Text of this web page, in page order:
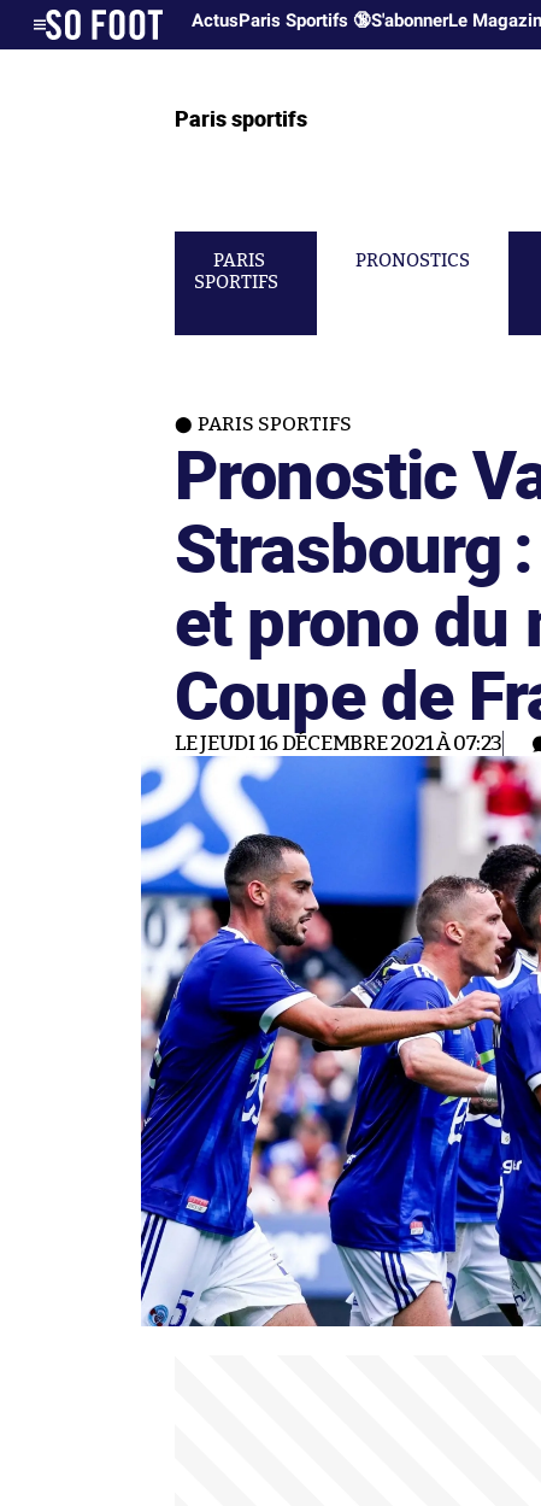
ActusParis Sportifs 🔞S'abonnerLe
Paris sportifs
PARIS
SPORTIFS
PRONOSTICS
PARIS SPORTIFS
Pronostic
Strasbourg
et prono du
Coupe de
LE JEUDI 16 DÉCEMBRE 2021 À 07:23